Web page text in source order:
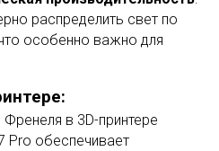
распределить свет по
особенно важно для
в 3D-принтере
Pro обеспечивает